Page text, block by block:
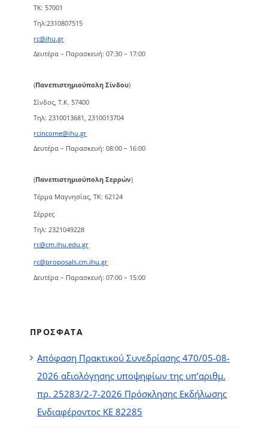
TK: 57001
Τηλ:2310807515
rc@ihu.gr
Δευτέρα – Παρασκευή: 07:30 – 17:00
(Πανεπιστημιούπολη Σίνδου)
Σίνδος, Τ.Κ. 57400
Τηλ: 2310013681, 2310013704
rcincome@ihu.gr
Δευτέρα – Παρασκευή: 08:00 – 16:00
(Πανεπιστημιούπολη Σερρών)
Τέρμα Μαγνησίας, ΤΚ: 62124
Σέρρες
Τηλ: 2321049228
rc@cm.ihu.edu.gr
rc@proposals.cm.ihu.gr
Δευτέρα – Παρασκευή: 07:00 – 15:00
ΠΡΟΣΦΑΤΑ
Απόφαση Πρακτικού Συνεδρίασης 470/05-08-
2026 αξιολόγησης υποψηφίων της υπ’αριθμ.
πρ. 25283/2-7-2026 Πρόσκλησης Εκδήλωσης
Ενδιαφέροντος ΚΕ 82285